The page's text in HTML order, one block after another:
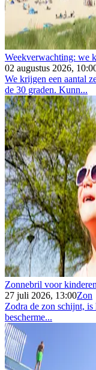
Weekverwachting: we
02 augustus 2026,
We krijgen een aantal
de 30 graden. Kunn...
Zonnebril voor
27 juli 2026, 13:00Zon
Zodra de zon schijnt,
bescherme...